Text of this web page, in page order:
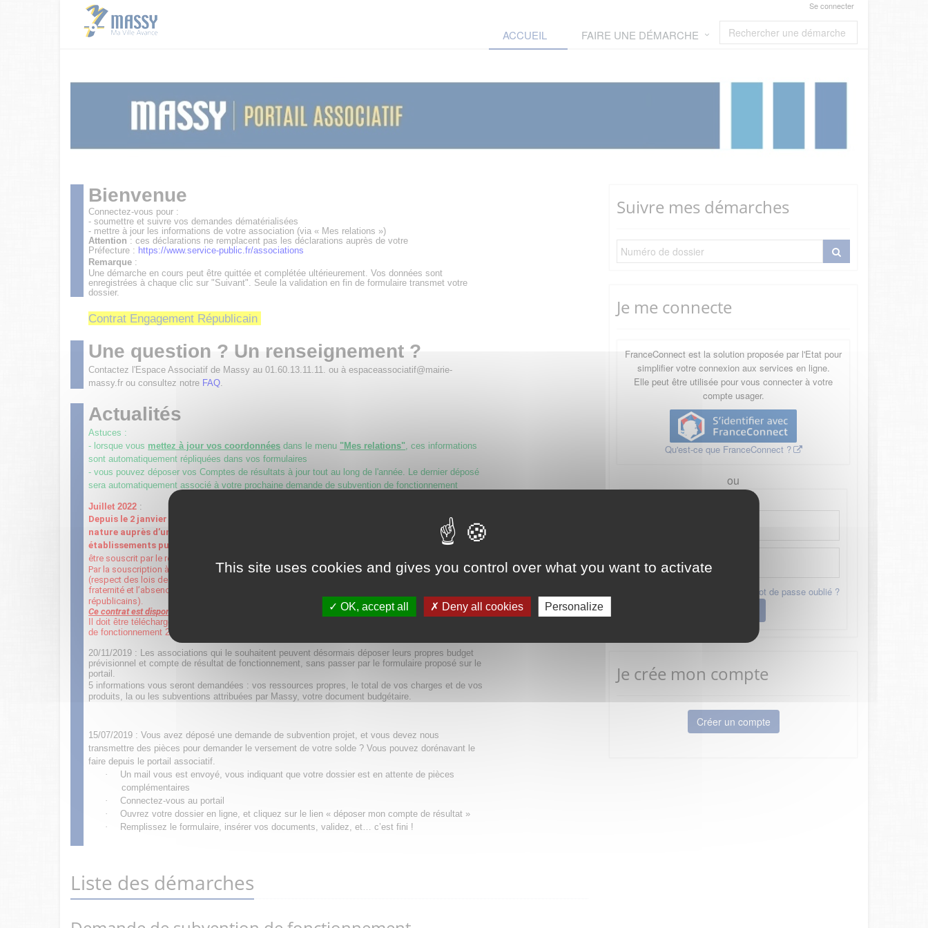
Se connecter
ACCUEIL FAIRE UNE DÉMARCHE
Bienvenue
Connectez-vous pour :
- soumettre et suivre vos demandes dématérialisées
- mettre à jour les informations de votre association (via « Mes relations »)
Attention : ces déclarations ne remplacent pas les déclarations auprès de votre
Préfecture : https://www.service-public.fr/associations
Remarque :
Une démarche en cours peut être quittée et complétée ultérieurement. Vos données sont
enregistrées à chaque clic sur "Suivant". Seule la validation en fin de formulaire transmet votre
dossier.
Contrat Engagement Républicain
Une question ? Un renseignement ?
Contactez l'Espace Associatif de Massy au 01.60.13.11.11. ou à espaceassociatif@mairie-
massy.fr ou consultez notre FAQ.
Actualités
Astuces :
- lorsque vous mettez à jour vos coordonnées dans le menu "Mes relations", ces informations
sont automatiquement répliquées dans vos formulaires
- vous pouvez déposer vos Comptes de résultats à jour tout au long de l'année. Le dernier déposé
sera automatiquement associé à votre prochaine demande de subvention de fonctionnement
Juillet 2022 :
Depuis le 2 janvier 2022, toute association sollicitant une subvention, un avantage en
nature auprès d’une autorité administrative (État, collectivités territoriales,
établissements publics
) doit être signataire du contrat d’engagement républicain
être souscrit par le représentant légal de l’association ou la fondation.
Par la souscription à ce contrat, l’association s’engage à respecter les principes républicains
(respect des lois de la république, la liberté de conscience, l’égalité et la non discrimination, la
fraternité et l’absence de violence, le respect de la dignité humaine, le respect des symboles
républicains).
Ce contrat est disponible ci-dessus.
Il doit être téléchargé, signé et intégré en pièce jointe à votre dossier de demande de subvention
de fonctionnement 2023.
20/11/2019 : Les associations qui le souhaitent peuvent désormais déposer leurs propres budget
prévisionnel et compte de résultat de fonctionnement, sans passer par le formulaire proposé sur le
portail.
5 informations vous seront demandées : vos ressources propres, le total de vos charges et de vos
produits, la ou les subventions attribuées par Massy, votre document budgétaire.
15/07/2019 : Vous avez déposé une demande de subvention projet, et vous devez nous
transmettre des pièces pour demander le versement de votre solde ? Vous pouvez dorénavant le
faire depuis le portail associatif.
·
Un mail vous est envoyé, vous indiquant que votre dossier est en attente de pièces
complémentaires
·
Connectez-vous au portail
·
Ouvrez votre dossier en ligne, et cliquez sur le lien « déposer mon compte de résultat »
·
Remplissez le formulaire, insérer vos documents, validez, et… c’est fini !
Liste des démarches
Suivre mes démarches
Je me connecte
FranceConnect est la solution proposée par l'Etat pour
simplifier votre connexion aux services en ligne.
Elle peut être utilisée pour vous connecter à votre
compte usager.
Qu'est-ce que FranceConnect ?
ou
Mot de passe oublié ?
Je crée mon compte
Créer un compte
This site uses cookies and gives you control over what you want to activate
OK, accept all Deny all cookies Personalize